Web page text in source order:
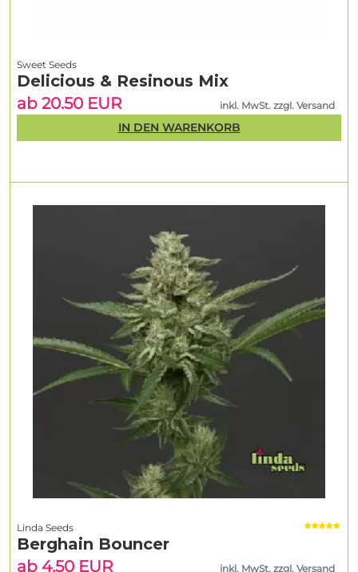
Linda Seeds
Berghain Bouncer
ab 4.50 EUR
inkl. MwSt. zzgl. Versand
Sweet Seeds
Delicious & Resinous Mix
ab 20.50 EUR
inkl. MwSt. zzgl. Versand
IN DEN WARENKORB